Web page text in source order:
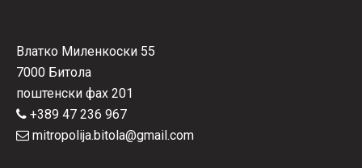
Влатко Миленкоски 55
7000 Битола
поштенски фах 201
+389 47 236 967
mitropolija.bitola@gmail.com